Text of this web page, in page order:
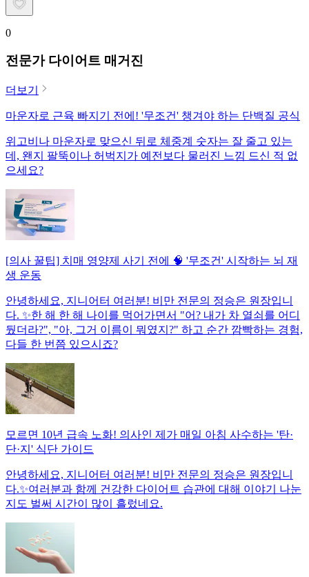
0
전문가 다이어트 매거진
더보기
마운자로 근육 빠지기 전에! '무조건' 챙겨야 하는 단백질 공식
위고비나 마운자로 맞으신 뒤로 체중계 숫자는 잘 줄고 있는
데, 왠지 팔뚝이나 허벅지가 예전보다 물러진 느낌 드신 적 없
으세요?
[의사 꿀팁] 치매 영양제 사기 전에 🧠 '무조건' 시작하는 뇌 재
생 운동
안녕하세요, 지니어터 여러분! 비만 전문의 정승은 원장입니
다. ✨한 해 한 해 나이를 먹어가면서 "어? 내가 차 열쇠를 어디
뒀더라?", "아, 그거 이름이 뭐였지?" 하고 순간 깜빡하는 경험,
다들 한 번쯤 있으시죠?
모르면 10년 급속 노화! 의사인 제가 매일 아침 사수하는 '탄·
단·지' 식단 가이드
안녕하세요, 지니어터 여러분! 비만 전문의 정승은 원장입니
다.✨여러분과 함께 건강한 다이어트 습관에 대해 이야기 나눈
지도 벌써 시간이 많이 흘렀네요.